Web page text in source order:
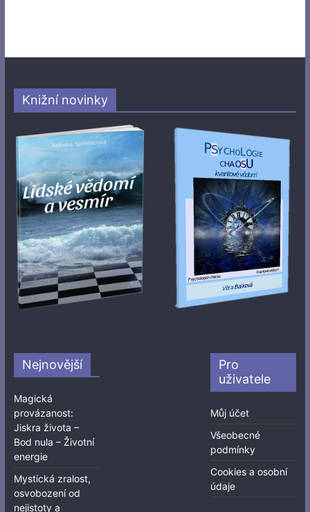
Knižní novinky
Nejnovější
Magická
provázanost:
Jiskra života –
Bod nula – Životní
energie
Mystická zralost,
osvobození od
nejistoty a
Pro
uživatele
Můj účet
Všeobecné
podmínky
Cookies a osobní
údaje